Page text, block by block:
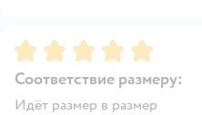
Рейтинг:5
Соответствие размеру:
Идёт размер в размер